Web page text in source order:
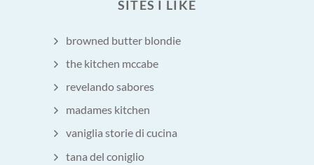
SITES I LIKE
browned butter blondie
the kitchen mccabe
revelando sabores
madames kitchen
vaniglia storie di cucina
tana del coniglio